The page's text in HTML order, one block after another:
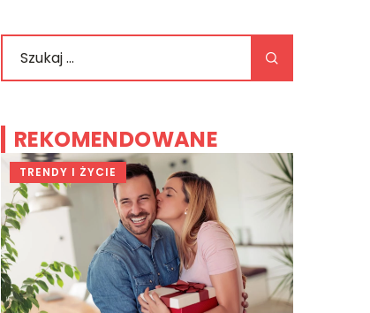
REKOMENDOWANE
TRENDY I ŻYCIE